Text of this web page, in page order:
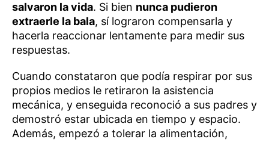
salvaron la vida. Si bien nunca pudieron
extraerle la bala, sí lograron compensarla y
hacerla reaccionar lentamente para medir sus
respuestas.
Cuando constataron que podía respirar por sus
propios medios le retiraron la asistencia
mecánica, y enseguida reconoció a sus padres y
demostró estar ubicada en tiempo y espacio.
Además, empezó a tolerar la alimentación,